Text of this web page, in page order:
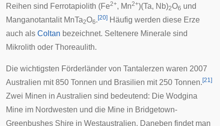
Reihen sind Ferrotapiolith (Fe2+, Mn2+)(Ta, Nb)2O6 und
ManganotantalitMnTa2O6. [20] Häufig werden diese Erze
auch als Coltan bezeichnet. Seltenere Minerale sind
Mikrolith oder Thoreaulith.
Die wichtigsten Förderländer von Tantalerzen waren 2007
Australien mit 850 Tonnen und Brasilien mit 250 Tonnen. [21]
Zwei Minen in Australien sind bedeutend: Die Wodgina
Mine im Nordwesten und die Mine in Bridgetown-
Greenbushes Shire in Westaustralien. Daneben findet man